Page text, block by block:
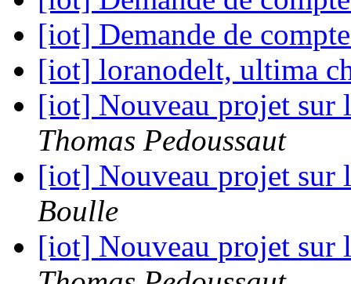
[iot] Demande de
[iot] loranodelt, ultima
[iot] Nouveau projet sur
Thomas Pedoussaut
[iot] Nouveau projet sur
Boulle
[iot] Nouveau projet sur